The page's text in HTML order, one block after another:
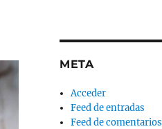
META
Acceder
Feed de entradas
Feed de comentarios